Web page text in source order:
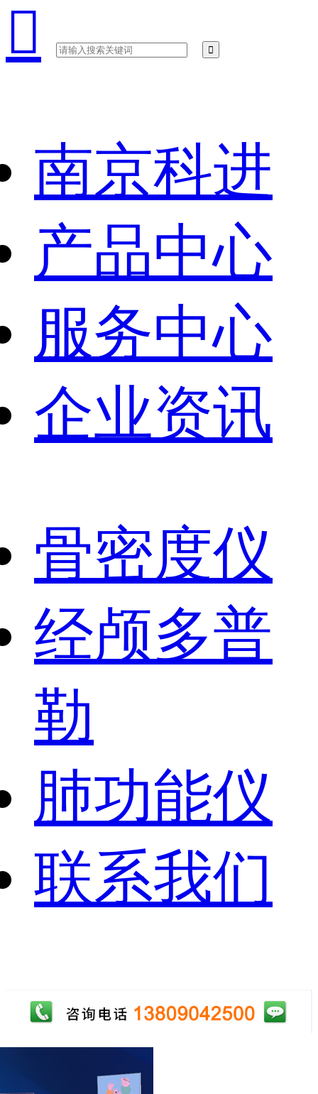

南京科进
产品中心
服务中心
企业资讯
骨密度仪
经颅多普
勒
肺功能仪
联系我们